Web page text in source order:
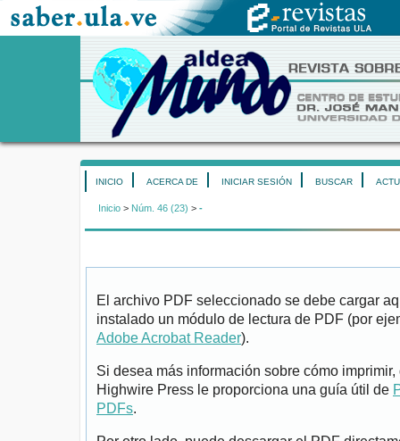
INICIO ACERCA DE INICIAR SESIÓN BUSCAR
Inicio > Núm. 46 (23) > -
El archivo PDF seleccionado se debe cargar
instalado un módulo de lectura de PDF (por
Adobe Acrobat Reader).
Si desea más información sobre cómo
Highwire Press le proporciona una guía útil de
PDFs.